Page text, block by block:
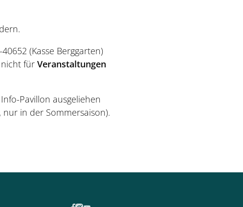
(Kasse Berggarten)
für Veranstaltungen
Pavillon ausgeliehen
in der Sommersaison).